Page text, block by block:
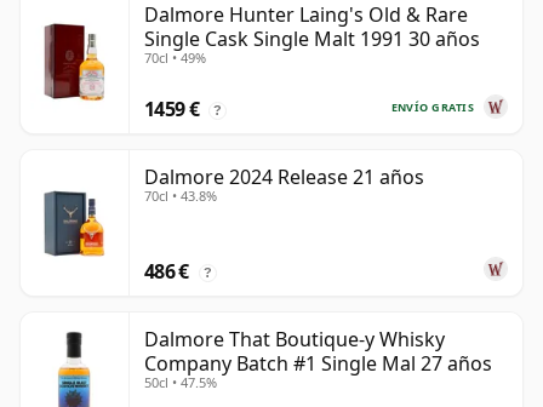
Dalmore Hunter Laing's Old & Rare
Single Cask Single Malt 1991 30 años
70cl • 49%
ENVÍO GRATIS
1459 € ?
Dalmore 2024 Release 21 años
70cl • 43.8%
486 € ?
Dalmore That Boutique-y Whisky
Company Batch #1 Single Mal 27 años
50cl • 47.5%